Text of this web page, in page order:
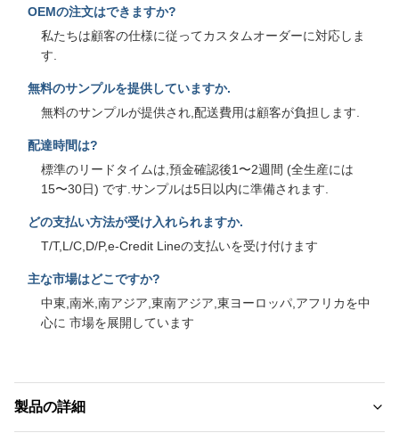
OEMの注文はできますか?
私たちは顧客の仕様に従ってカスタムオーダーに対応しま
す.
無料のサンプルを提供していますか.
無料のサンプルが提供され,配送費用は顧客が負担します.
配達時間は?
標準のリードタイムは,預金確認後1〜2週間 (全生産には
15〜30日) です.サンプルは5日以内に準備されます.
どの支払い方法が受け入れられますか.
T/T,L/C,D/P,e-Credit Lineの支払いを受け付けます
主な市場はどこですか?
中東,南米,南アジア,東南アジア,東ヨーロッパ,アフリカを中
心に 市場を展開しています
製品の詳細